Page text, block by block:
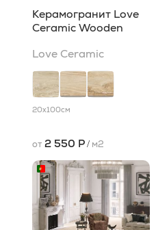
Керамогранит Love
Ceramic Wooden
Love Ceramic
20x100см
от 2 550 Р/ м2